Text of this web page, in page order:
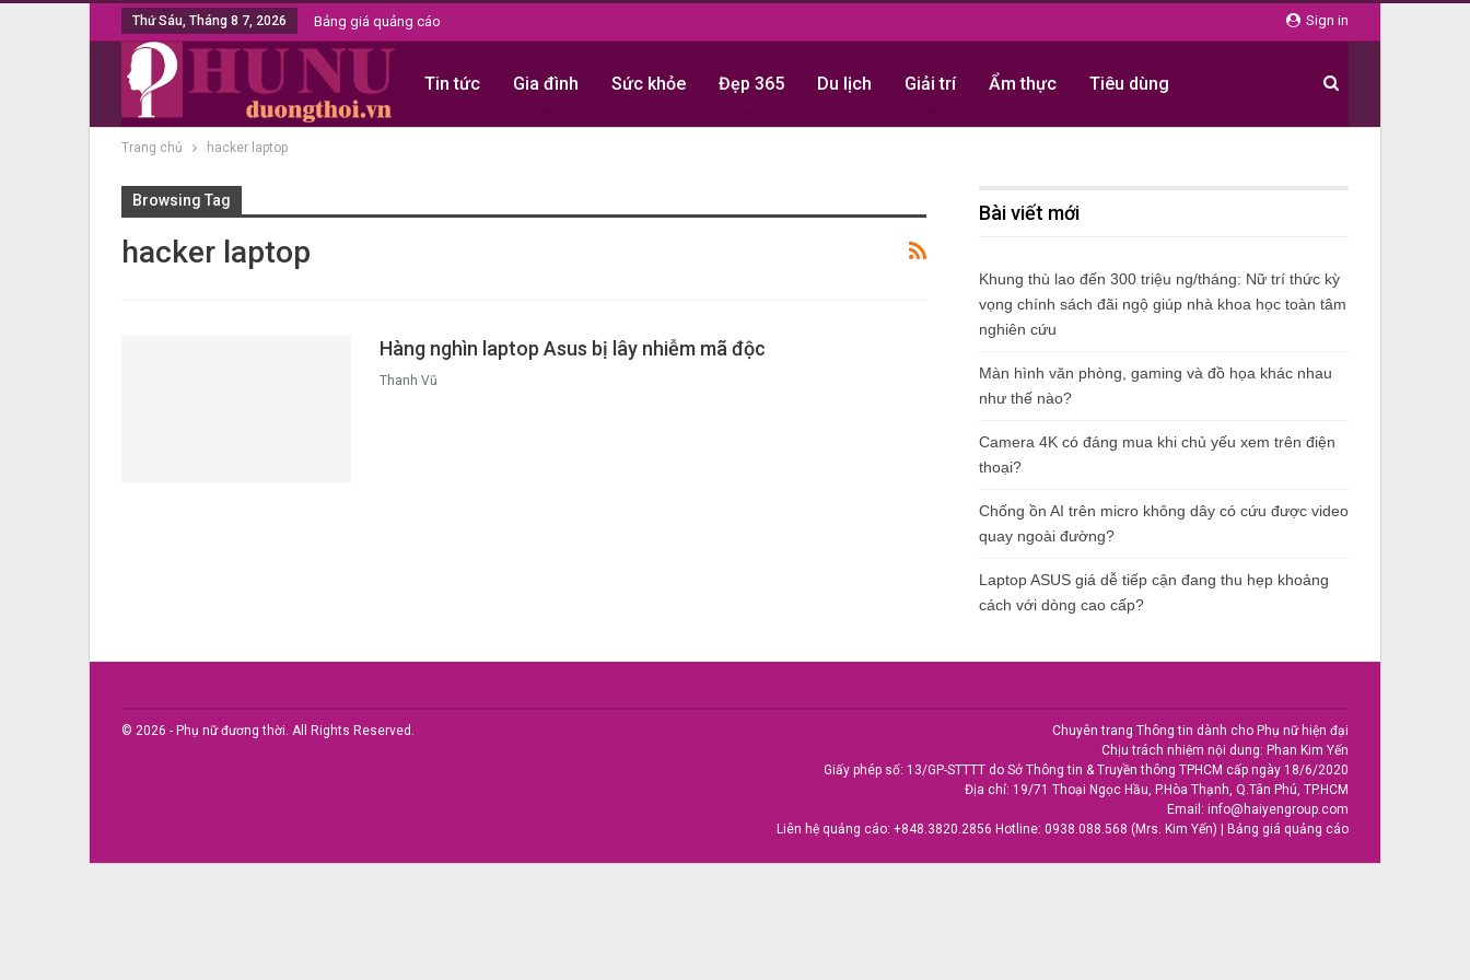
Sign in
Thứ Sáu, Tháng 8 7, 2026 Bảng giá quảng cáo
Tin tức Gia đình Sức khỏe Đẹp 365 Du lịch Giải trí Ẩm thực Tiêu dùng
Trang chủ hacker laptop
Browsing Tag
hacker laptop
Hàng nghìn laptop Asus bị lây nhiễm mã độc
Thanh Vũ
Bài viết mới
Khung thù lao đến 300 triệu ng/tháng: Nữ trí thức kỳ
vọng chính sách đãi ngộ giúp nhà khoa học toàn tâm
nghiên cứu
Màn hình văn phòng, gaming và đồ họa khác nhau
như thế nào?
Camera 4K có đáng mua khi chủ yếu xem trên điện
thoại?
Chống ồn AI trên micro không dây có cứu được video
quay ngoài đường?
Laptop ASUS giá dễ tiếp cận đang thu hẹp khoảng
cách với dòng cao cấp?
© 2026 - Phụ nữ đương thời. All Rights Reserved.
Chuyên trang Thông tin dành cho Phụ nữ hiện đại
Chịu trách nhiệm nội dung: Phan Kim Yến
Giấy phép số: 13/GP-STTTT do Sở Thông tin & Truyền thông TPHCM cấp ngày 18/6/2020
Địa chỉ: 19/71 Thoại Ngọc Hầu, P.Hòa Thạnh, Q.Tân Phú, TP.HCM
Email: info@haiyengroup.com
Liên hệ quảng cáo: +848.3820.2856 Hotline: 0938.088.568 (Mrs. Kim Yến) Bảng giá quảng cáo